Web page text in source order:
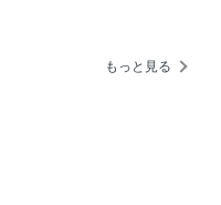
もっと見る